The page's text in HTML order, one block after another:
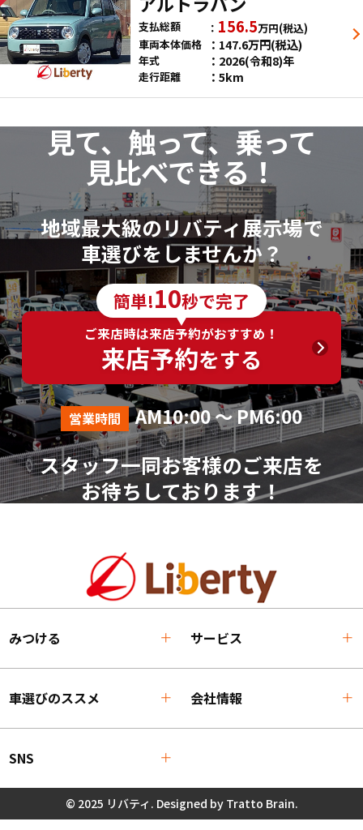
支払総額 156.5万円(税込)
車両本体価格
147.6万円(税込)
年式 2026(令和8)年
走行距離 5km
見て、触って、乗って
見比べできる！
地域最大級のリバティ展示場で
車選びをしませんか？
簡単!10秒で完了
ご来店時は来店予約がおすすめ！
来店予約をする
営業時間 AM10:00 ～ PM6:00
スタッフ一同お客様のご来店を
お待ちしております！
みつける サービス
車選びのススメ 会社情報
SNS
© 2025 リバティ. Designed by Tratto Brain.